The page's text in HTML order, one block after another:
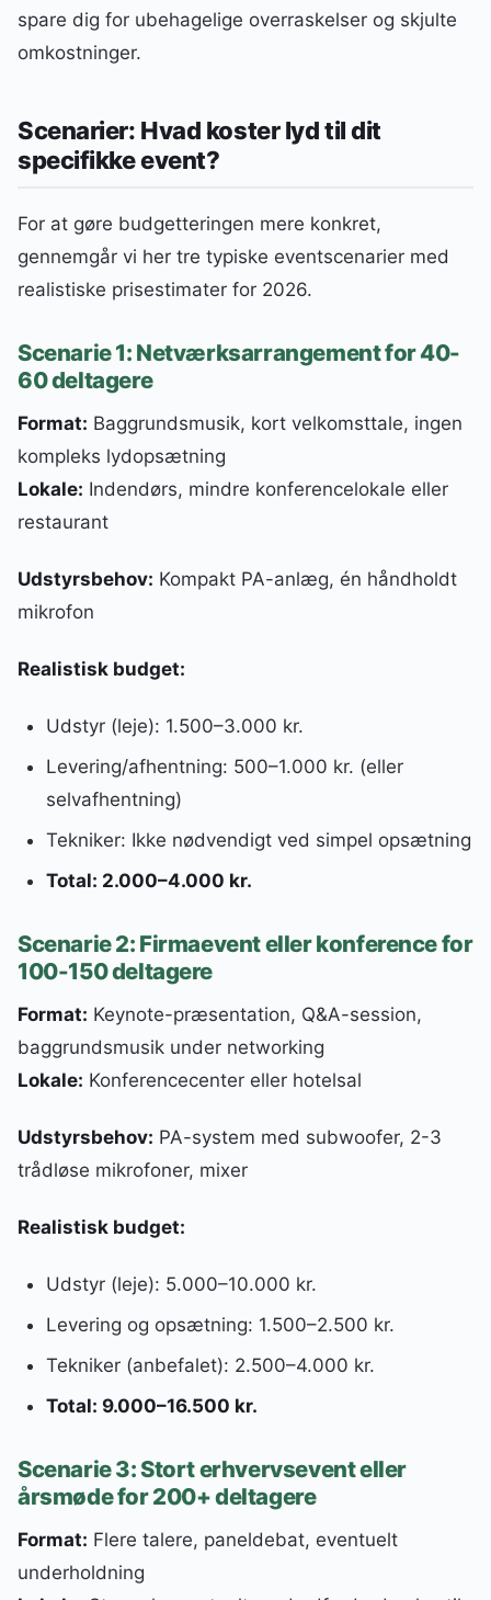
spare dig for ubehagelige overraskelser og skjulte
omkostninger.
Scenarier: Hvad koster lyd til dit
specifikke event?
For at gøre budgetteringen mere konkret,
gennemgår vi her tre typiske eventscenarier med
realistiske prisestimater for 2026.
Scenarie 1: Netværksarrangement for 40-
60 deltagere
Format: Baggrundsmusik, kort velkomsttale, ingen
kompleks lydopsætning
Lokale: Indendørs, mindre konferencelokale eller
restaurant
Udstyrsbehov: Kompakt PA-anlæg, én håndholdt
mikrofon
Realistisk budget:
Udstyr (leje): 1.500–3.000 kr.
Levering/afhentning: 500–1.000 kr. (eller
selvafhentning)
Tekniker: Ikke nødvendigt ved simpel opsætning
Total: 2.000–4.000 kr.
Scenarie 2: Firmaevent eller konference for
100-150 deltagere
Format: Keynote-præsentation, Q&A-session,
baggrundsmusik under networking
Lokale: Konferencecenter eller hotelsal
Udstyrsbehov: PA-system med subwoofer, 2-3
trådløse mikrofoner, mixer
Realistisk budget:
Udstyr (leje): 5.000–10.000 kr.
Levering og opsætning: 1.500–2.500 kr.
Tekniker (anbefalet): 2.500–4.000 kr.
Total: 9.000–16.500 kr.
Scenarie 3: Stort erhvervsevent eller
årsmøde for 200+ deltagere
Format: Flere talere, paneldebat, eventuelt
underholdning